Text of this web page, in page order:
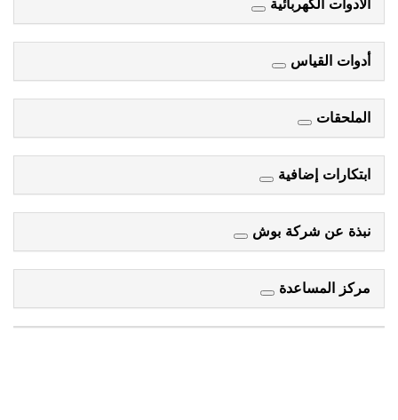
الأدوات الكهربائية
أدوات القياس
الملحقات
ابتكارات إضافية
نبذة عن شركة بوش
مركز المساعدة